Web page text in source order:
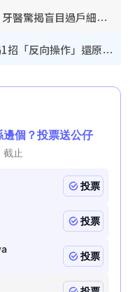
牙線棒亂用隨時越清越污糟！牙醫驚揭盲目過戶細菌恐致蛀牙：呢種先係日常真保養
WhatsApp預設貼圖點刪？揭1招「反向操作」還原簡潔介面 附3步實測教學